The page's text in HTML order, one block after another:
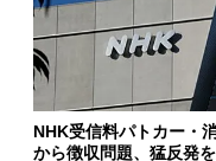
NHK受信料パトカー・
から徴収問題、猛反発